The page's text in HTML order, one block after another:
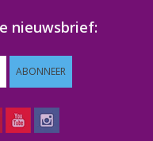
nieuwsbrief:
ABONNEER